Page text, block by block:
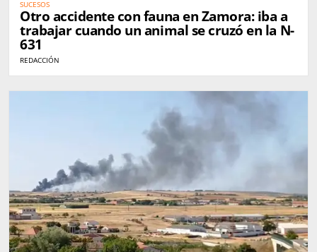
SUCESOS
Otro accidente con fauna en Zamora: iba a
trabajar cuando un animal se cruzó en la N-
631
REDACCIÓN